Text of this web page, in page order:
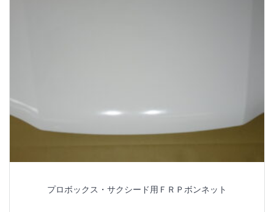
プロボックス・サクシード用ＦＲＰボンネット